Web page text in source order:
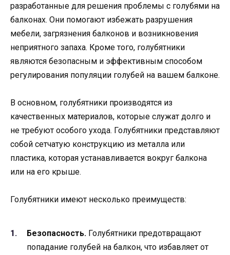
разработанные для решения проблемы с голубями на
балконах. Они помогают избежать разрушения
мебели, загрязнения балконов и возникновения
неприятного запаха. Кроме того, голубятники
являются безопасным и эффективным способом
регулирования популяции голубей на вашем балконе.
В основном, голубятники производятся из
качественных материалов, которые служат долго и
не требуют особого ухода. Голубятники представляют
собой сетчатую конструкцию из металла или
пластика, которая устанавливается вокруг балкона
или на его крыше.
Голубятники имеют несколько преимуществ:
Безопасность. Голубятники предотвращают
попадание голубей на балкон, что избавляет от